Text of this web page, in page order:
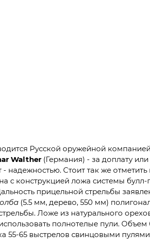
Русской оружейной
Walther (Германия) - за доплату
надежностью. Стоит так же
с конструкцией ложа системы булл-
прицельной стрельбы
(5.5 мм, дерево, 550 мм)
Ложе из натурального
полнотелые пули.
55-65 выстрелов свинцовыми